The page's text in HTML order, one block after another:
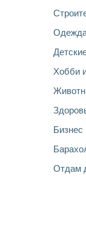
Хобби
Бизнес
Отдам